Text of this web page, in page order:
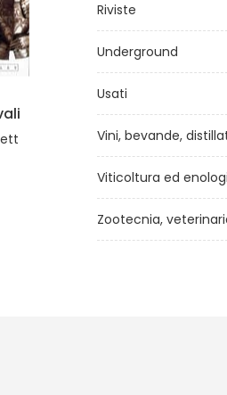
Un sogno
diLisa
Riviste
Underground
Usati
Vini, bevande,
Viticoltura ed
Zootecnia,